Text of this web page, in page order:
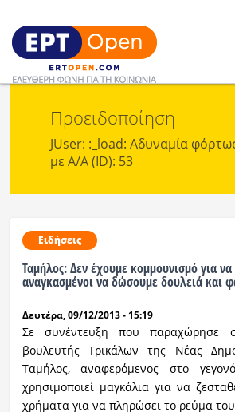
Ειδήσεις
Ελλάδα
Πολιτική
Οικονομία
Κόσμος
Ραδιόφωνο LIVE
Προειδοποίηση
JUser: :_load: Αδυναμία
με Α/Α (ID): 53
Ειδήσεις
Ταμήλος: Δεν έχουμε κομμουνισμό για να
αναγκασμένοι να δώσουμε δουλειά και
Δευτέρα, 09/12/2013 - 15:19
Σε συνέντευξη που παραχώρησε
βουλευτής Τρικάλων της Νέας
Ταμήλος, αναφερόμενος στο
χρησιμοποιεί μαγκάλια για να
χρήματα για να πληρώσει το ρεύμα